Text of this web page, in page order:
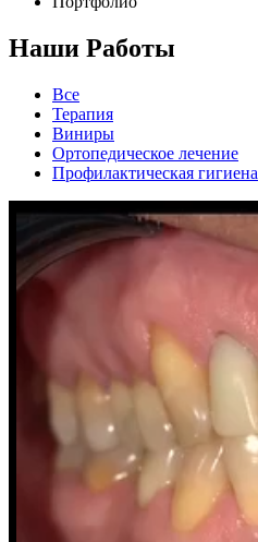
Наши Работы
Все
Терапия
Виниры
Ортопедическое лечение
Профилактическая гигиена